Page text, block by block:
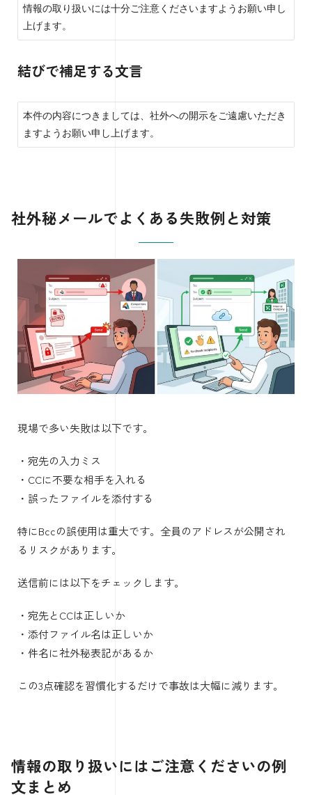
情報の取り扱いには十分ご注意くださいますようお願い申し
上げます。
結びで補足する文言
本件の内容につきましては、社外への開示をご遠慮いただき
ますようお願い申し上げます。
社外秘メールでよくある失敗例と対策
現場で多い失敗は以下です。
・宛先の入力ミス
・CCに不要な相手を入れる
・誤ったファイルを添付する
特にBccの誤使用は重大です。全員のアドレスが公開され
るリスクがあります。
送信前には以下をチェックします。
・宛先とCCは正しいか
・添付ファイル名は正しいか
・件名に社外秘表記があるか
この3点確認を習慣化するだけで事故は大幅に減ります。
情報の取り扱いにはご注意くださいの例
文まとめ